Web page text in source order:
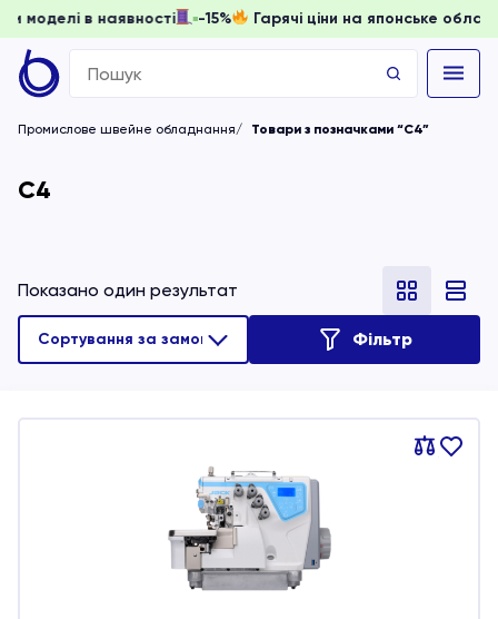
моделі в наявності -15% Гарячі ціни на японське
Search
for:
Промислове швейне обладнання Товари з позначками “C4”
C4
Показано один результат
Фільтр
Порівняти
В